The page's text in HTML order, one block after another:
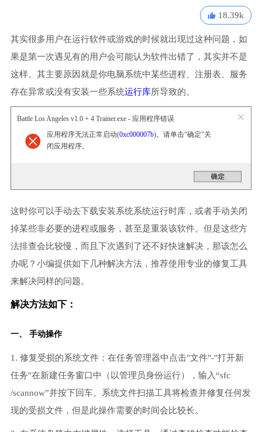
18.39k
其实很多用户在运行软件或游戏的时候就出现过这种问题，如
果是第一次遇见有的用户会可能认为软件出错了，其实并不是
这样。其主要原因就是你电脑系统中某些进程、注册表、服务
存在异常或没有安装一些系统运行库所导致的。
Battle Los Angeles v1.0 + 4 Trainer.exe - 应用程序错误
应用程序无法正常启动(0xc000007b)。请单击“确定”关
闭应用程序。
这时你可以手动去下载安装系统系统运行时库，或者手动关闭
掉某些非必要的进程或服务，甚至是重装该软件。但是这些方
法排查会比较慢，而且下次遇到了还不好快速解决，那该怎么
办呢？小编提供如下几种解决方法，推荐使用专业的修复工具
来解决同样的问题。
解决方法如下：
一、 手动操作
1. 修复受损的系统文件：在任务管理器中点击"文件"-"打开新
任务"在新建任务窗口中（以管理员身份运行），输入“sfc
/scannow”并按下回车。系统文件扫描工具将检查并修复任何发
现的受损文件，但是此操作需要的时间会比较长。